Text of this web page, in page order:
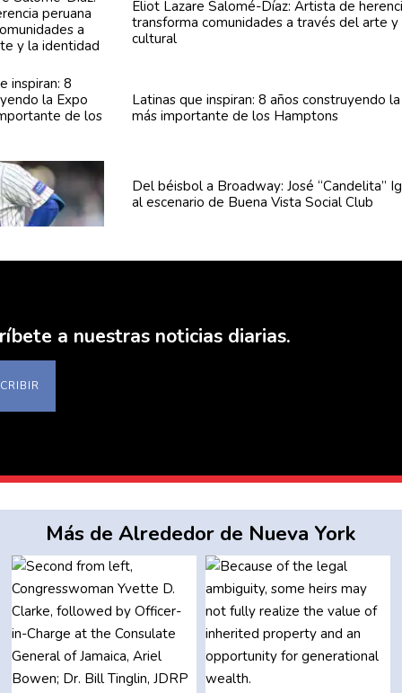
Eliot Lazare Salomé-Díaz: Artista de
transforma comunidadesa través del arte y
cultural
Latinas que inspiran: 8 años construyendo
más importante de los Hamptons
Del béisbol a Broadway: José “Candelita”
al escenario de Buena Vista Social Club
a nuestras noticias diarias.
Más de Alrededor de Nueva York